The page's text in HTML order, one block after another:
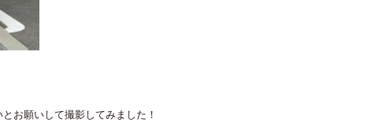
お願いして撮影してみました！